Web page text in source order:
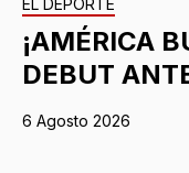
EL DEPORTE
¡AMÉRICA
DEBUT
6 Agosto 2026